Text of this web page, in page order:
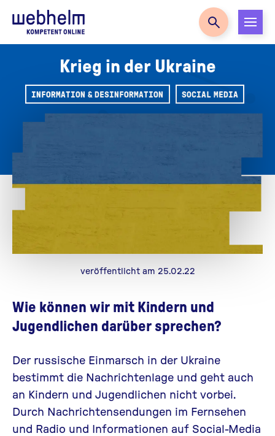
Zur Startseite
Krieg in der Ukraine
INFORMATION & DESINFORMATION SOCIAL MEDIA
veröffentlicht am 25.02.22
Wie können wir mit Kindern und
Jugendlichen darüber sprechen?
Der russische Einmarsch in der Ukraine
bestimmt die Nachrichtenlage und geht auch
an Kindern und Jugendlichen nicht vorbei.
Durch Nachrichtensendungen im Fernsehen
und Radio und Informationen auf Social-Media